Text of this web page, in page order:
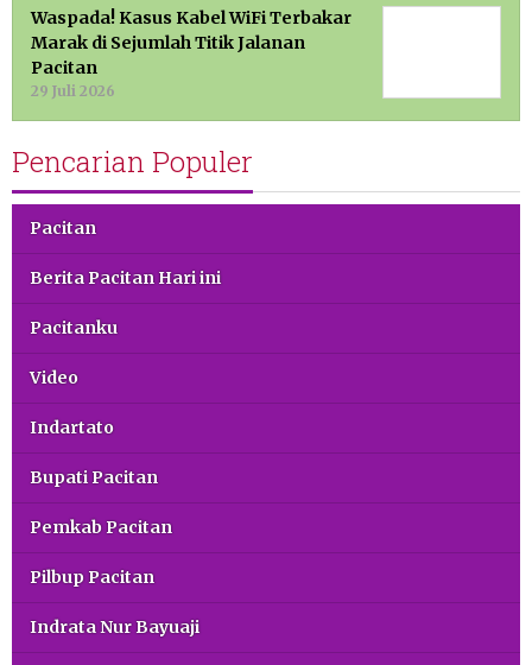
Waspada! Kasus Kabel WiFi Terbakar
Marak di Sejumlah Titik Jalanan
Pacitan
29 Juli 2026
Pencarian Populer
Pacitan
Berita Pacitan Hari ini
Pacitanku
Video
Indartato
Bupati Pacitan
Pemkab Pacitan
Pilbup Pacitan
Indrata Nur Bayuaji